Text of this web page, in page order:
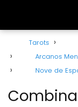
Tarots
Arcanos
Nove de